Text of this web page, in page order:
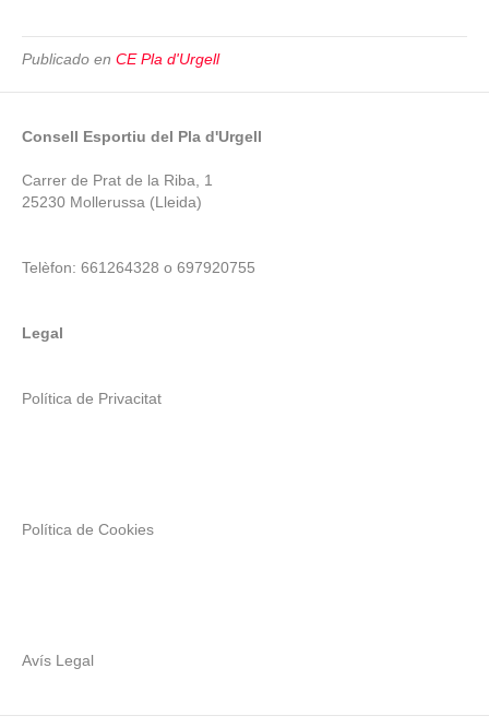
Publicado en CE Pla d'Urgell
Consell Esportiu del Pla d'Urgell
Carrer de Prat de la Riba, 1
25230 Mollerussa (Lleida)
Telèfon: 661264328 o 697920755
Legal
Política de Privacitat
Política de Cookies
Avís Legal